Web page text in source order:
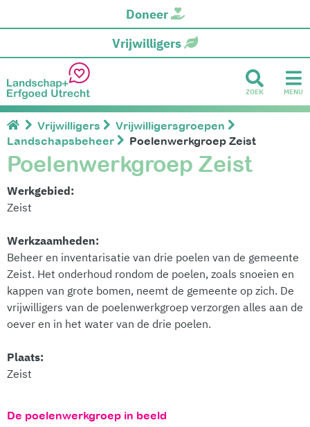
Doneer
Vrijwilligers
ZOEK MENU
Vrijwilligers
Vrijwilligersgroepen
Landschapsbeheer
Poelenwerkgroep Zeist
Poelenwerkgroep Zeist
Werkgebied:
Zeist
Werkzaamheden:
Beheer en inventarisatie van drie poelen van de gemeente
Zeist. Het onderhoud rondom de poelen, zoals snoeien en
kappen van grote bomen, neemt de gemeente op zich. De
vrijwilligers van de poelenwerkgroep verzorgen alles aan de
oever en in het water van de drie poelen.
Plaats:
Zeist
De poelenwerkgroep in beeld